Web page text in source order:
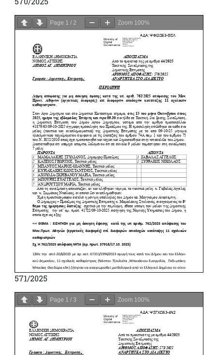
Page 1 / 2 Zoom 100%
571/2025
Page 1 / 3 Zoom 100%